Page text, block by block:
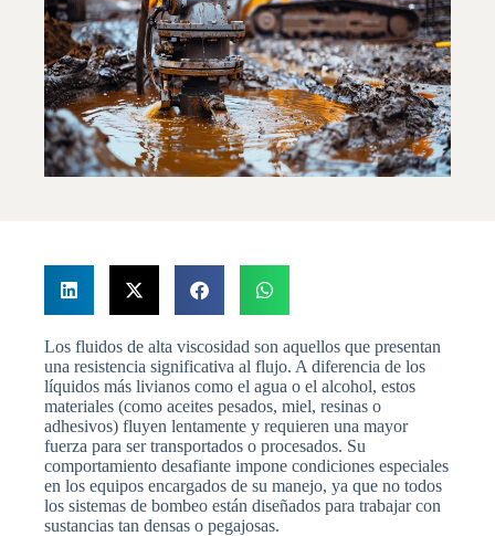
Los fluidos de alta viscosidad son aquellos que presentan
una resistencia significativa al flujo. A diferencia de los
líquidos más livianos como el agua o el alcohol, estos
materiales (como aceites pesados, miel, resinas o
adhesivos) fluyen lentamente y requieren una mayor
fuerza para ser transportados o procesados. Su
comportamiento desafiante impone condiciones especiales
en los equipos encargados de su manejo, ya que no todos
los sistemas de bombeo están diseñados para trabajar con
sustancias tan densas o pegajosas.